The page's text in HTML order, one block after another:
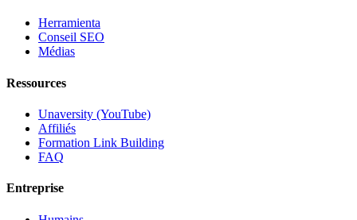
Herramienta
Conseil SEO
Médias
Ressources
Unaversity (YouTube)
Affiliés
Formation Link Building
FAQ
Entreprise